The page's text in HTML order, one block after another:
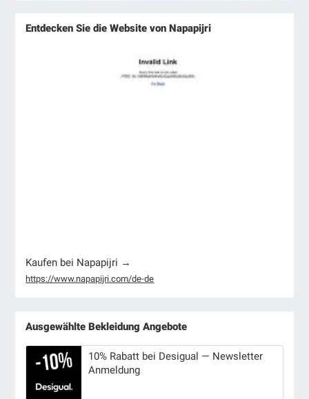
Entdecken Sie die Website von Napapijri
Kaufen bei Napapijri →
https://www.napapijri.com/de-de
Ausgewählte Bekleidung Angebote
10% Rabatt bei Desigual — Newsletter
Anmeldung